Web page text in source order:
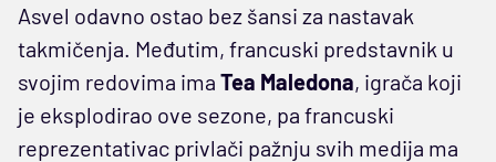
Asvel odavno ostao bez šansi za nastavak
takmičenja. Međutim, francuski predstavnik u
svojim redovima ima Tea Maledona, igrača koji
je eksplodirao ove sezone, pa francuski
reprezentativac privlači pažnju svih medija ma